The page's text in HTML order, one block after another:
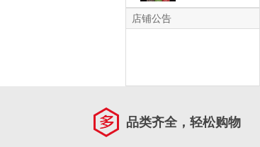
店铺公告
品类齐全，轻松购物